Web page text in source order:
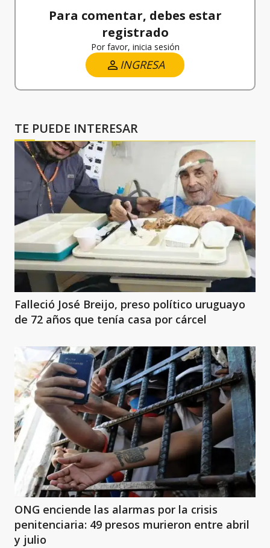
Para comentar, debes estar
registrado
Por favor, inicia sesión
INGRESA
TE PUEDE INTERESAR
Falleció José Breijo, preso político uruguayo
de 72 años que tenía casa por cárcel
ONG enciende las alarmas por la crisis
penitenciaria: 49 presos murieron entre abril
y julio